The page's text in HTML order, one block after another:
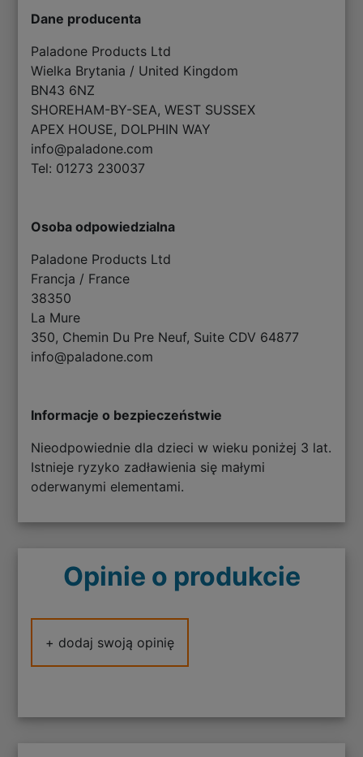
Dane producenta
Paladone Products Ltd
Wielka Brytania / United Kingdom
BN43 6NZ
SHOREHAM-BY-SEA, WEST SUSSEX
APEX HOUSE, DOLPHIN WAY
info@paladone.com
Tel: 01273 230037
Osoba odpowiedzialna
Paladone Products Ltd
Francja / France
38350
La Mure
350, Chemin Du Pre Neuf, Suite CDV 64877
info@paladone.com
Informacje o bezpieczeństwie
Nieodpowiednie dla dzieci w wieku poniżej 3 lat.
Istnieje ryzyko zadławienia się małymi
oderwanymi elementami.
Opinie o produkcie
+ dodaj swoją opinię